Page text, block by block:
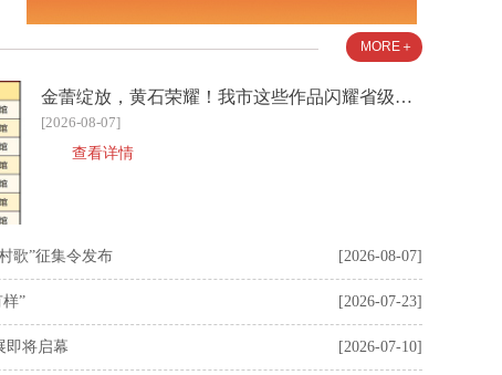
MORE＋
金蕾绽放，黄石荣耀！我市这些作品闪耀省级展评舞台
[2026-08-07]
查看详情
歌”征集令发布 [2026-08-07]
” [2026-07-23]
即将启幕 [2026-07-10]